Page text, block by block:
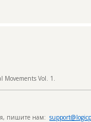
Vol. 1.
пишите нам: